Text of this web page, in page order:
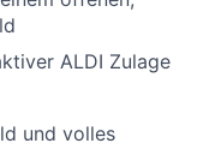
ALDI Zulage
und volles